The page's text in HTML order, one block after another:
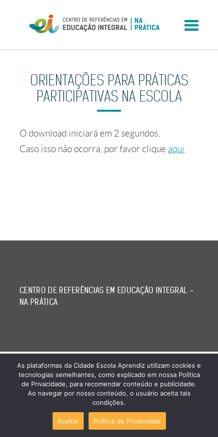
ORIENTAÇÕES PARA PRÁTICAS
PARTICIPATIVAS NA ESCOLA
O download iniciará em 2 segundos.
Caso isso não ocorra, por favor clique aqui
CENTRO DE REFERÊNCIAS EM EDUCAÇÃO INTEGRAL -
NA PRÁTICA
As plataformas da Cidade Escola Aprendiz utilizam cookies e
tecnologias semelhantes, como explicado em nossa Política
de Privacidade, para recomendar conteúdo e publicidade.
Ao navegar por nosso conteúdo, o usuário aceita tais
condições.
Aceitar Política de Privacidade